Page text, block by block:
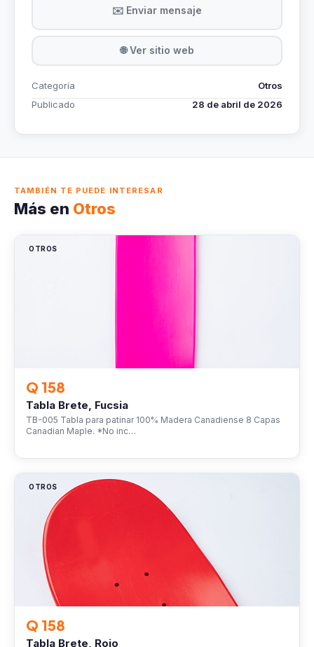
✉️ Enviar mensaje
🌐 Ver sitio web
Categoría
Otros
Publicado
28 de abril de 2026
TAMBIÉN TE PUEDE INTERESAR
Más en Otros
OTROS
Q 158
Tabla Brete, Fucsia
TB-005 Tabla para patinar 100% Madera Canadiense 8 Capas
Canadian Maple. *No inc…
OTROS
Q 158
Tabla Brete, Rojo